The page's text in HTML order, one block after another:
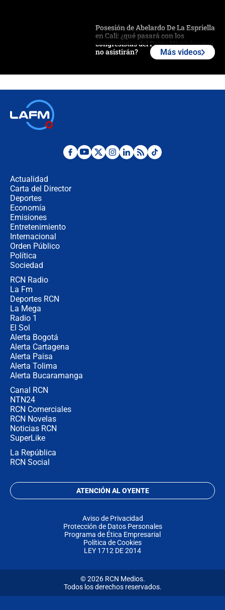
Posesión de Abelardo De La Espriella
en Cali: ¿qué pasará con los
congresistas del Pacto Histórico que
no asistirán?
¿Por qué De la Espriella gobernará
Más videos
Actualidad
Carta del Director
Deportes
Economía
Emisiones
Entretenimiento
Internacional
Orden Público
Política
Sociedad
RCN Radio
La Fm
Deportes RCN
La Mega
Radio 1
El Sol
Alerta Bogotá
Alerta Cartagena
Alerta Paisa
Alerta Tolima
Alerta Bucaramanga
Canal RCN
NTN24
RCN Comerciales
RCN Novelas
Noticias RCN
SuperLike
La República
RCN Social
ATENCIÓN AL OYENTE
Aviso de Privacidad
Protección de Datos Personales
Programa de Ética Empresarial
Política de Cookies
LEY 1712 DE 2014
© 2026 RCN Medios.
Todos los derechos reservados.